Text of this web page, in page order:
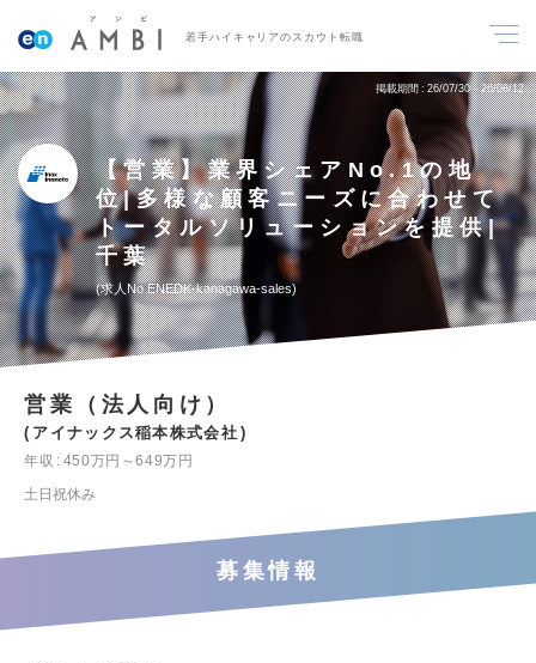
若手ハイキャリアのスカウト転職
掲載期間 26/07/30～26/08/12
【営業】業界シェアNo.1の地
位|多様な顧客ニーズに合わせて
トータルソリューションを提供|
千葉
求人No.ENEDK-kanagawa-sales
営業（法人向け）
アイナックス稲本株式会社
年収
450万円～649万円
土日祝休み
募集情報